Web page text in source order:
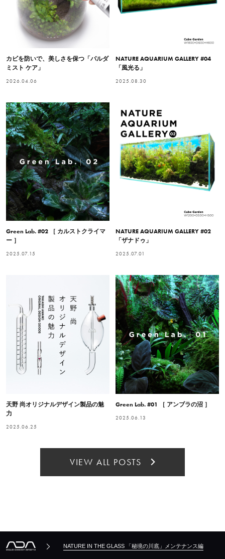
カビを防いで、美しさを保つ「パルダ
ミスト ケア」
2026.04.06
NATURE AQUARIUM GALLERY #04
「風光る」
2025.08.30
Green Lab. #02 ［ カルストクライマ
ー ］
2025.07.15
NATURE AQUARIUM GALLERY #02
「ザナドゥ」
2025.07.01
天野 尚オリジナルデザイン製品の魅
力
2025.06.25
Green Lab. #01 ［ アンブラの沼 ］
2025.06.13
VIEW ALL POSTS
NATURE IN THE GLASS 「秘境の川底」メンテナンス編